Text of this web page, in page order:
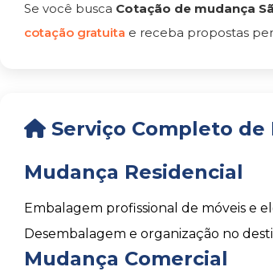
Se você busca Cotação de mudança
cotação gratuita e receba propostas
Serviço Completo
Mudança Residencial
Embalagem profissional de móveis e
Desembalagem e organização no
Mudança Comercial